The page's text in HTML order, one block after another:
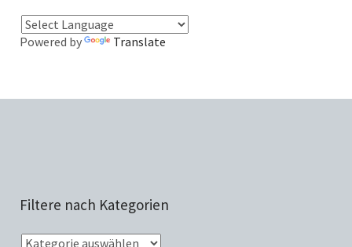
Powered by Translate
Filtere nach Kategorien